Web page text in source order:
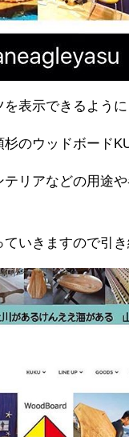
表示できるように
のウッドボード
リアなどの用途
いきますので引